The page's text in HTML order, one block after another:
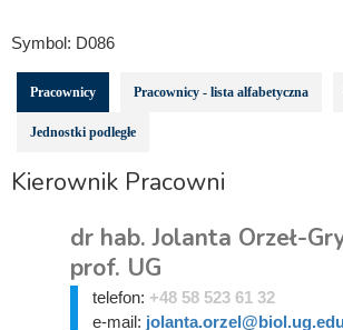
Symbol: D086
Pracownicy Pracownicy - lista alfabetyczna
Jednostki podległe
Kierownik Pracowni
dr hab. Jolanta Orzeł-
prof. UG
telefon: +48 58 523 61 32
e-mail: